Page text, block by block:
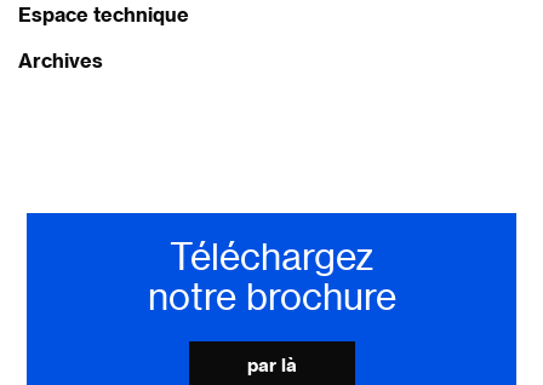
Espace technique
Archives
Téléchargez
notre brochure
par là